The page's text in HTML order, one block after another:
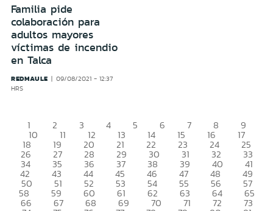
Familia pide
colaboración para
adultos mayores
víctimas de incendio
en Talca
REDMAULE
09/08/2021 - 12:37
HRS
1 2 3 4 5 6 7 8 9
10 11 12 13 14 15 16 17
18 19 20 21 22 23 24 25
26 27 28 29 30 31 32 33
34 35 36 37 38 39 40 41
42 43 44 45 46 47 48 49
50 51 52 53 54 55 56 57
58 59 60 61 62 63 64 65
66 67 68 69 70 71 72 73